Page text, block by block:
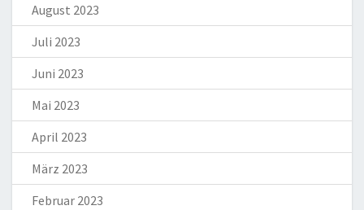
August 2023
Juli 2023
Juni 2023
Mai 2023
April 2023
März 2023
Februar 2023